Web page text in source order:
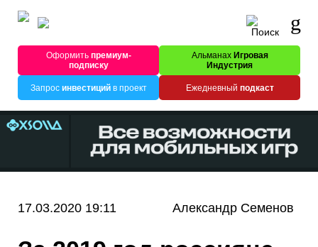
Оформитьпремиум-
подписку
Альманах Игровая
Индустрия
Запрос инвестицийв проект Ежедневный подкаст
17.03.2020 19:11 Александр Семенов